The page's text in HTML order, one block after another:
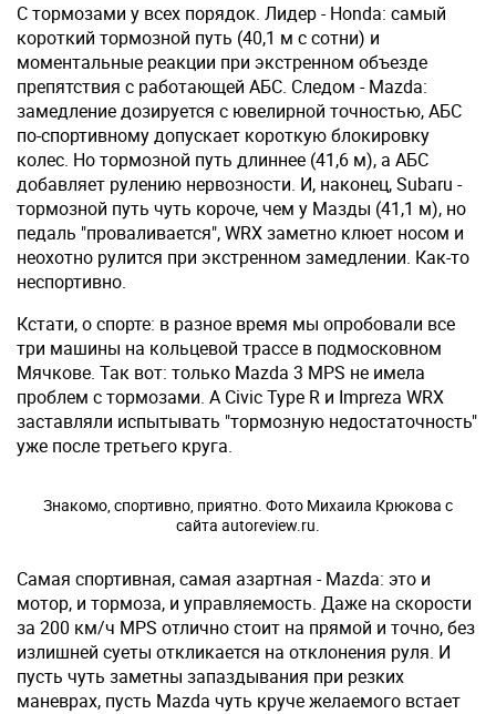
С тормозами у всех порядок. Лидер - Honda: самый
короткий тормозной путь (40,1 м с сотни) и
моментальные реакции при экстренном объезде
препятствия с работающей АБС. Следом - Mazda:
замедление дозируется с ювелирной точностью, АБС
по-спортивному допускает короткую блокировку
колес. Но тормозной путь длиннее (41,6 м), а АБС
добавляет рулению нервозности. И, наконец, Subaru -
тормозной путь чуть короче, чем у Мазды (41,1 м), но
педаль "проваливается", WRX заметно клюет носом и
неохотно рулится при экстренном замедлении. Как-то
неспортивно.
Кстати, о спорте: в разное время мы опробовали все
три машины на кольцевой трассе в подмосковном
Мячкове. Так вот: только Mazda 3 MPS не имела
проблем с тормозами. А Civic Type R и Impreza WRX
заставляли испытывать "тормозную недостаточность"
уже после третьего круга.
Знакомо, спортивно, приятно. Фото Михаила Крюкова с
сайта autoreview.ru.
Самая спортивная, самая азартная - Mazda: это и
мотор, и тормоза, и управляемость. Даже на скорости
за 200 км/ч MPS отлично стоит на прямой и точно, без
излишней суеты откликается на отклонения руля. И
пусть чуть заметны запаздывания при резких
маневрах, пусть Mazda чуть круче желаемого встает